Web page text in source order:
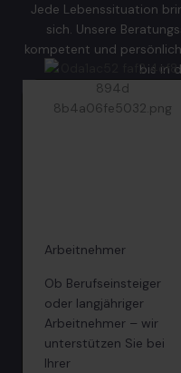
Jede Lebenssituation
sich. Unsere
kompetent und
bis in
Arbeitnehmer
Ob Berufseinsteiger
oder langjähriger
Arbeitnehmer – wir
unterstützen Sie bei
Ihrer